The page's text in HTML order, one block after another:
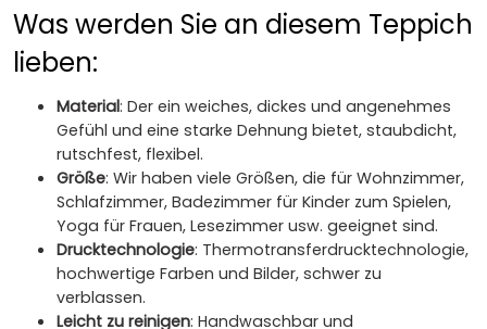
Was werden Sie an diesem Teppich
lieben:
Material: Der ein weiches, dickes und angenehmes
Gefühl und eine starke Dehnung bietet, staubdicht,
rutschfest, flexibel.
Größe: Wir haben viele Größen, die für Wohnzimmer,
Schlafzimmer, Badezimmer für Kinder zum Spielen,
Yoga für Frauen, Lesezimmer usw. geeignet sind.
Drucktechnologie: Thermotransferdrucktechnologie,
hochwertige Farben und Bilder, schwer zu
verblassen.
Leicht zu reinigen: Handwaschbar und